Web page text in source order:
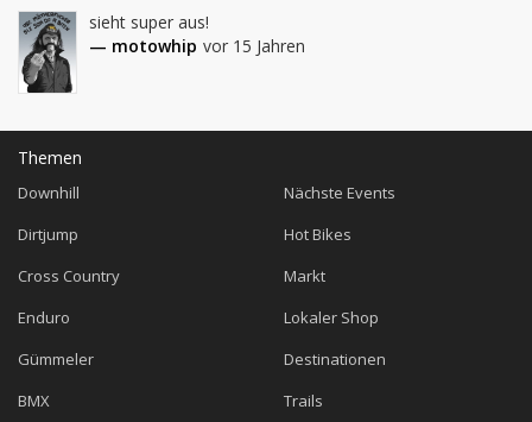
sieht super aus!
— motowhip vor 15 Jahren
Themen
Downhill
Dirtjump
Cross Country
Enduro
Gümmeler
BMX
Nächste Events
Hot Bikes
Markt
Lokaler Shop
Destinationen
Trails